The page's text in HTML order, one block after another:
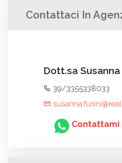
Contattaci In
Dott.sa Susanna
39/3355338033
Contattami